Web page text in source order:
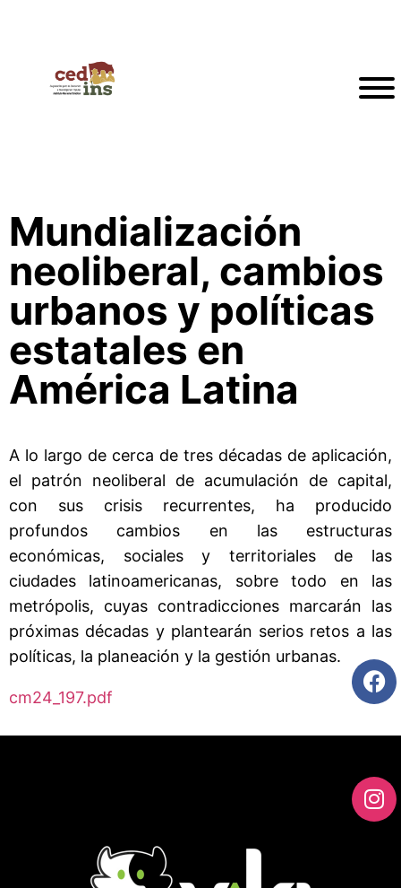
Mundialización
neoliberal, cambios
urbanos y políticas
estatales en
América Latina
A lo largo de cerca de tres décadas de aplicación,
el patrón neoliberal de acumulación de capital,
con sus crisis recurrentes, ha producido
profundos cambios en las estructuras
económicas, sociales y territoriales de las
ciudades latinoamericanas, sobre todo en las
metrópolis, cuyas contradicciones marcarán las
próximas décadas y plantearán serios retos a las
políticas, la planeación y la gestión urbanas.
cm24_197.pdf